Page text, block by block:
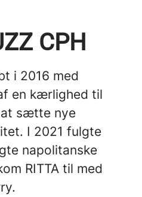
CPH
i 2016 med
en kærlighed til
at sætte nye
I 2021 fulgte
napolitanske
RITTA til med